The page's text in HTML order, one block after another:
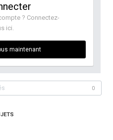
? Connectez-
ici.
maintenant
0